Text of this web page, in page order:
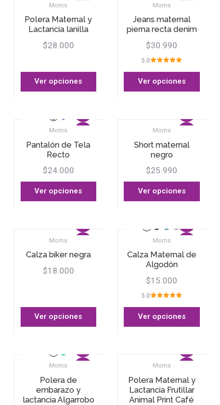
Moms
Polera Maternal y
Lactancia lanilla
$28.000
Ver opciones
Moms
Jeans maternal
pierna recta denim
$30.990
5.0
Ver opciones
Moms
Pantalón de Tela
Recto
$24.000
Ver opciones
Moms
Short maternal
negro
$25.990
Ver opciones
Moms
Calza biker negra
$18.000
Ver opciones
Moms
Calza Maternal de
Algodón
$15.000
5.0
Ver opciones
Moms
Polera de
embarazo y
lactancia Algarrobo
Moms
Polera Maternal y
Lactancia Frutillar
Animal Print Café